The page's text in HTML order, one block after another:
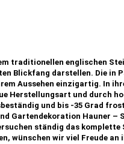
traditionellen englischen
Blickfang darstellen. Die in
Aussehen einzigartig. In
Herstellungsart und durch
und bis -35 Grad
Gartendekoration Hauner –
ständig das
wünschen wir viel Freude an